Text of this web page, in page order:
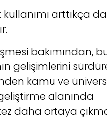
arttıkça
bakımından,
gelişimlerini
kamu ve
alanında
daha ortaya